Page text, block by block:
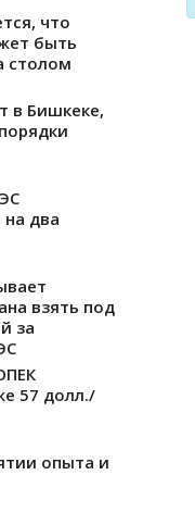
что
быть
столом
в Бишкеке,
два
взять под
за
57 долл./
опыта и